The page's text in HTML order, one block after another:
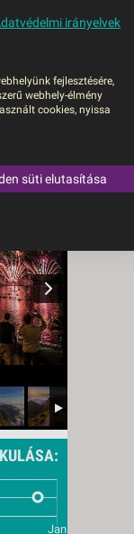
irányelvek
fejlesztésére,
webhely-élmény
cookies, nyissa
süti elutasítása